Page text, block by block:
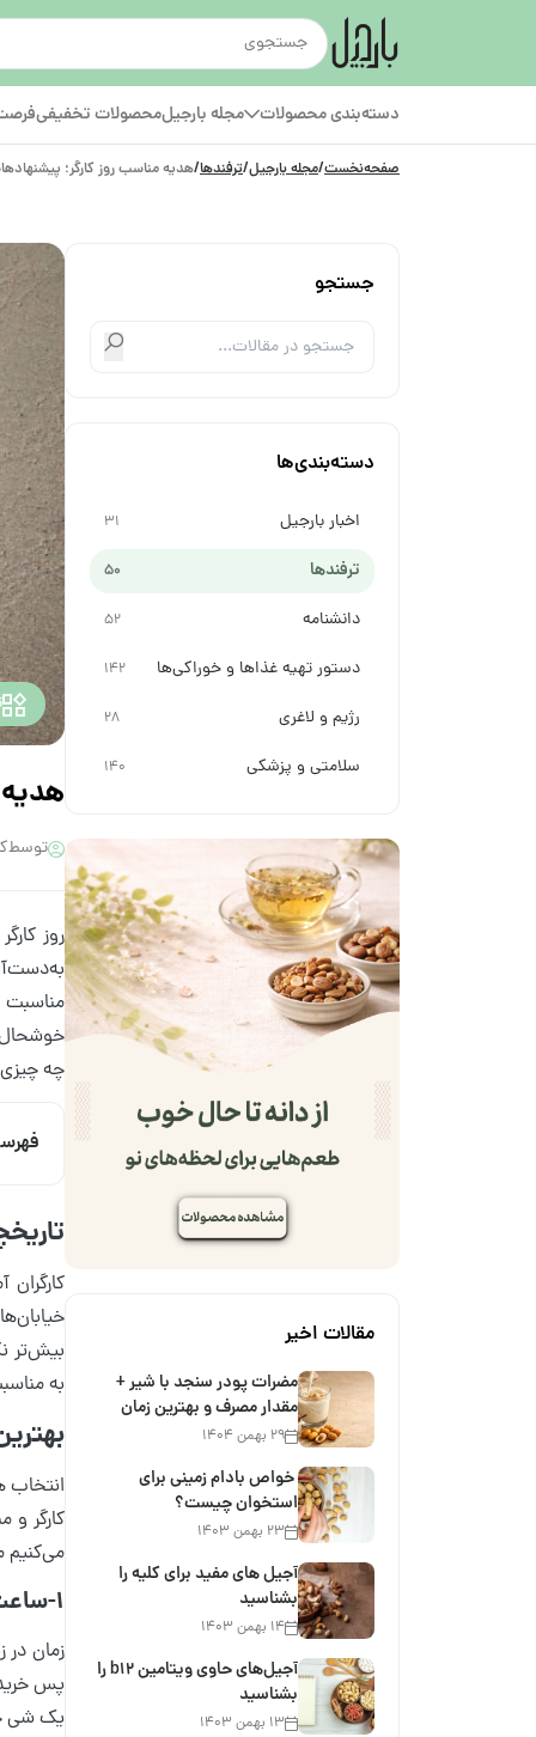
دسته‌بندی محصولات مجله بارجیلمحصولات تخفیفی
صفحه‌نخست/مجله بارجیل/ترفندها/هدیه مناسب روز کارگر؛
توسط
روز
مناسبت
خوشحال
چه چیزی
بیش‌تر
به
انتخاب
کارگر و
می‌کنیم
1-ساعت مچی؛ یک هدیه زیبا
زمان
پس خرید
یک شی
جستجو
دسته‌بندی‌ها
اخبار بارجیل 31
ترفندها 50
دانشنامه 52
دستور تهیه غذاها و خوراکی‌ها 142
رژیم و لاغری 28
سلامتی و پزشکی 140
مقالات اخیر
مضرات پودر سنجد با شیر +
مقدار مصرف و بهترین زمان
۲۹ بهمن ۱۴۰۴
خواص بادام زمینی برای
استخوان چیست؟
۲۳ بهمن ۱۴۰۳
آجیل های مفید برای کلیه را
بشناسید
۱۴ بهمن ۱۴۰۳
آجیل‌های حاوی ویتامین b12 را
بشناسید
۱۳ بهمن ۱۴۰۳